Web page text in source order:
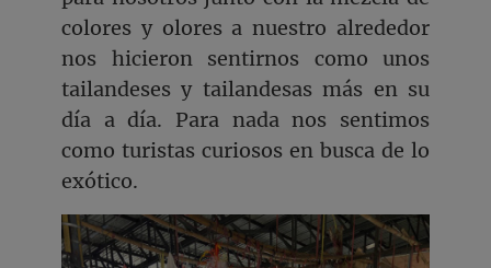
colores y olores a nuestro alrededor
nos hicieron sentirnos como unos
tailandeses y tailandesas más en su
día a día. Para nada nos sentimos
como turistas curiosos en busca de lo
exótico.